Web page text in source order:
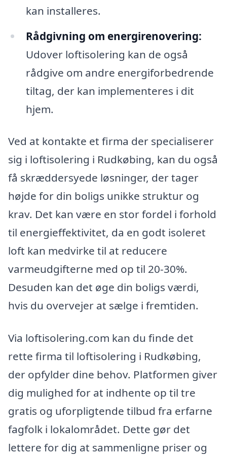
kan installeres.
Rådgivning om energirenovering:
Udover loftisolering kan de også
rådgive om andre energiforbedrende
tiltag, der kan implementeres i dit
hjem.
Ved at kontakte et firma der specialiserer
sig i loftisolering i Rudkøbing, kan du også
få skræddersyede løsninger, der tager
højde for din boligs unikke struktur og
krav. Det kan være en stor fordel i forhold
til energieffektivitet, da en godt isoleret
loft kan medvirke til at reducere
varmeudgifterne med op til 20-30%.
Desuden kan det øge din boligs værdi,
hvis du overvejer at sælge i fremtiden.
Via loftisolering.com kan du finde det
rette firma til loftisolering i Rudkøbing,
der opfylder dine behov. Platformen giver
dig mulighed for at indhente op til tre
gratis og uforpligtende tilbud fra erfarne
fagfolk i lokalområdet. Dette gør det
lettere for dig at sammenligne priser og